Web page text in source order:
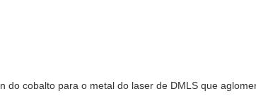
do cobalto para o metal do laser de DMLS que